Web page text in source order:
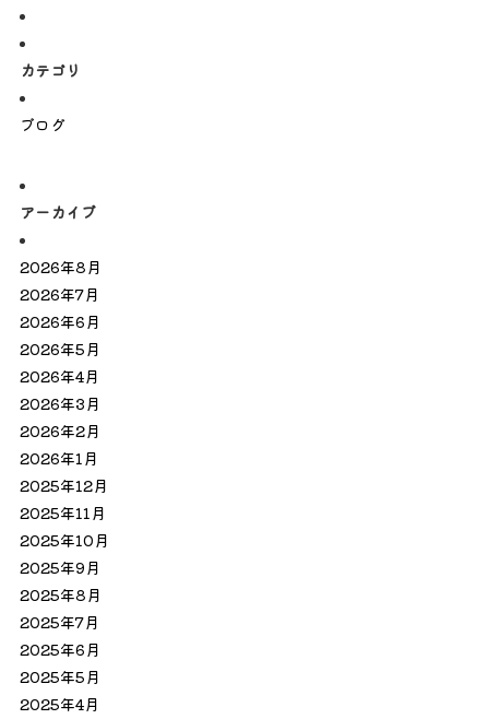
カテゴリ
ブログ
アーカイブ
2026年8月
2026年7月
2026年6月
2026年5月
2026年4月
2026年3月
2026年2月
2026年1月
2025年12月
2025年11月
2025年10月
2025年9月
2025年8月
2025年7月
2025年6月
2025年5月
2025年4月